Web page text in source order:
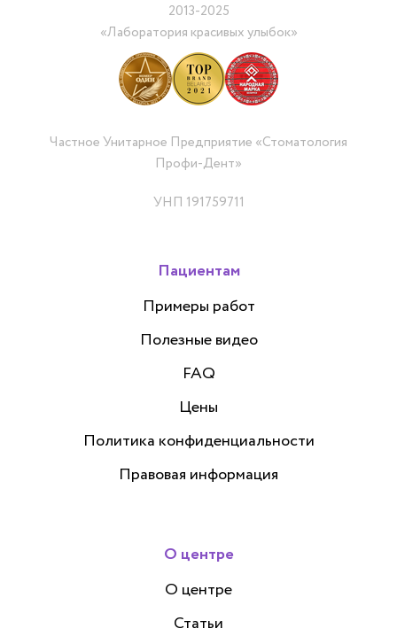
2013-2025
«Лаборатория красивых улыбок»
Частное Унитарное Предприятие «Стоматология
Профи-Дент»
УНП 191759711
Пациентам
Примеры работ
Полезные видео
FAQ
Цены
Политика конфиденциальности
Правовая информация
О центре
О центре
Статьи